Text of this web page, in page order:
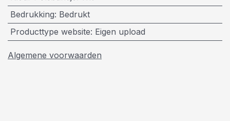
Bedrukking: Bedrukt
Producttype website: Eigen upload
Algemene voorwaarden